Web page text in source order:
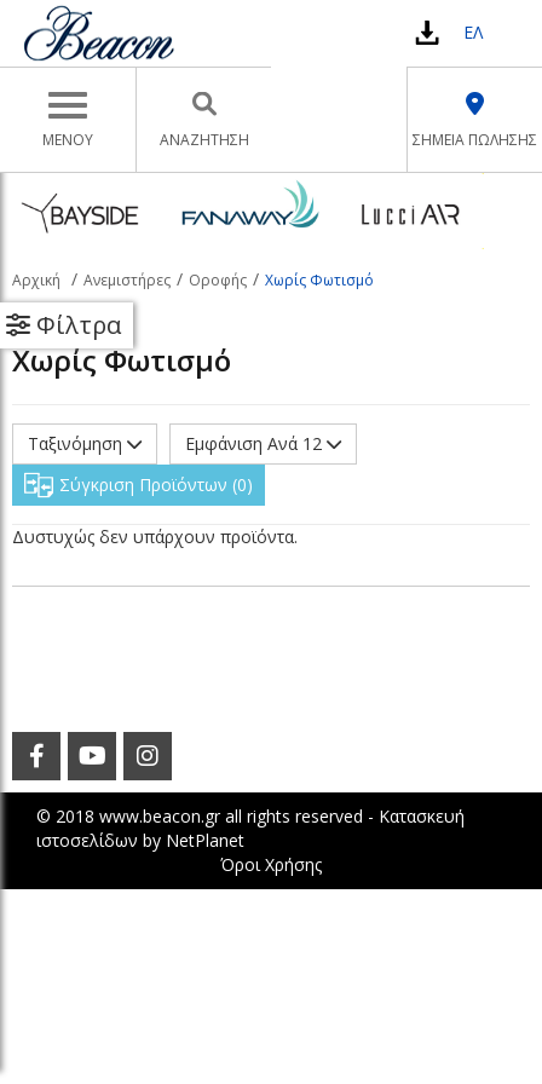
Toggle navigation
ΜΕΝΟΥ
ΕΛ
ΣΗΜΕΙΑ ΠΩΛΗΣΗΣ
ΑΝΑΖΉΤΗΣΗ
Αρχική Ανεμιστήρες Οροφής Χωρίς Φωτισμό
Φίλτρα
Χωρίς Φωτισμό
Ταξινόμηση
Εμφάνιση Ανά 12
Σύγκριση Προϊόντων 0
Δυστυχώς δεν υπάρχουν προϊόντα.
© 2018 www.beacon.gr all rights reserved - Κατασκευή
ιστοσελίδων by NetPlanet
Όροι Χρήσης